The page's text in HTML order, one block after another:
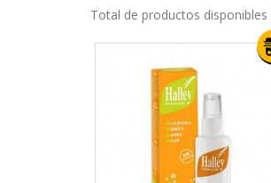
Total de productos disponibles